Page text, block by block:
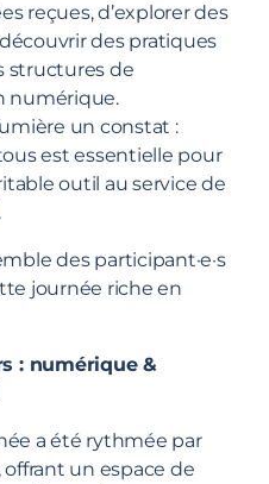
reçues, d’explorer des
des pratiques
structures de
numérique.
un constat :
est essentielle pour
outil au service de
des participant·e·s
journée riche en
: numérique &
a été rythmée par
un espace de